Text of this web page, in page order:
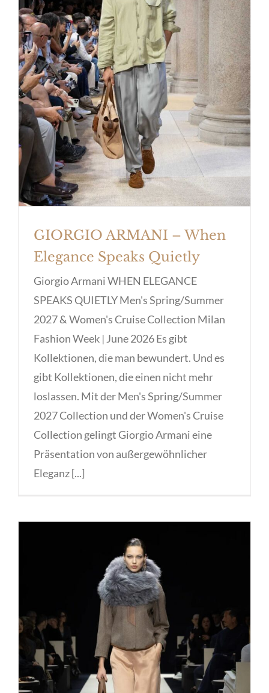
GIORGIO ARMANI – When
Elegance Speaks Quietly
GIORGIO ARMANI – When
Elegance Speaks Quietly
Giorgio Armani WHEN ELEGANCE
SPEAKS QUIETLY Men's Spring/Summer
2027 & Women's Cruise Collection Milan
Fashion Week | June 2026 Es gibt
Kollektionen, die man bewundert. Und es
gibt Kollektionen, die einen nicht mehr
loslassen. Mit der Men's Spring/Summer
2027 Collection und der Women's Cruise
Collection gelingt Giorgio Armani eine
Präsentation von außergewöhnlicher
Eleganz [...]
Giorgio Armani – Roots –
FALL/WINTER 25/26